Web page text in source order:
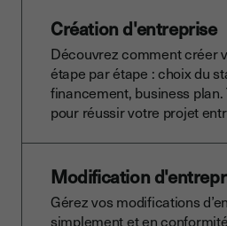
Création d'entreprise
Découvrez comment créer
étape par étape : choix du
financement, business
pour réussir votre projet
Modification
Gérez vos modifications
simplement et en